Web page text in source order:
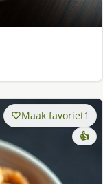
Maak favoriet1
👍